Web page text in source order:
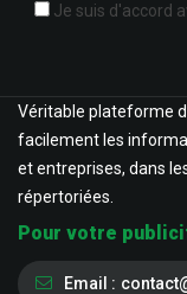
Je suis d'accord
Véritable plateforme
facilement les
et entreprises, dans
répertoriées.
Pour votre
Email :